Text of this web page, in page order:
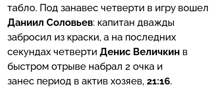
табло. Под занавес четверти в игру вошел
Даниил Соловьев: капитан дважды
забросил из краски, а на последних
секундах четверти Денис Величкин в
быстром отрыве набрал 2 очка и
занес период в актив хозяев, 21:16.